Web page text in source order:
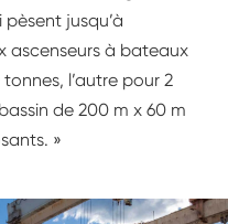
jusqu’à
ascenseurs à bateaux
l’autre pour 2
de 200 m x 60 m
»